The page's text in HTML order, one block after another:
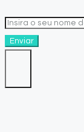
Enviar